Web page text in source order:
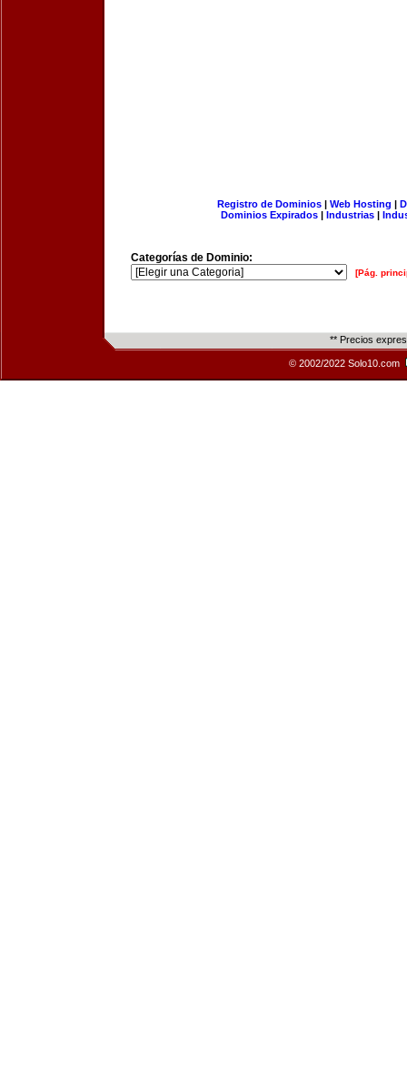
Registro de Dominios| Web Hosting |
Dominios Expirados | Industrias |
Categorías de Dominio:
[Pág.
** Precios
© 2002/2022 Solo10.com